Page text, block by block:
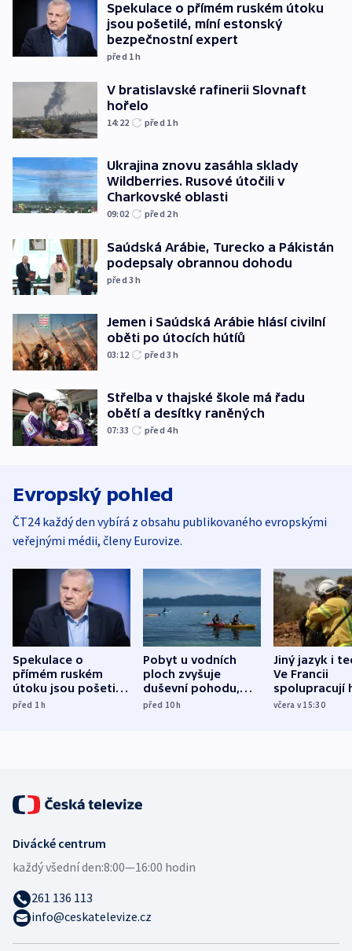
Spekulace o přímém ruském útoku
jsou pošetilé, míní estonský
bezpečnostní expert
před 1h
V bratislavské rafinerii Slovnaft
hořelo
14:22 před 1h
Ukrajina znovu zasáhla sklady
Wildberries. Rusové útočili v
Charkovské oblasti
09:02 před 2h
Saúdská Arábie, Turecko a Pákistán
podepsaly obrannou dohodu
před 3h
Jemen i Saúdská Arábie hlásí civilní
oběti po útocích hútíů
03:12 před 3h
Střelba v thajské škole má řadu
obětí a desítky raněných
07:33 před 4h
Evropský pohled
ČT24 každý den vybírá z obsahu publikovaného evropskými
veřejnými médii, členy Eurovize.
Spekulace o
přímém ruském
útoku jsou pošetilé,
míní estonský
před 1h
Pobyt u vodních
ploch zvyšuje
duševní pohodu,
ukázala
před 10h
Jiný jazyk i
Ve Francii
spolupracují
různých zemí
včera v 15:30
Divácké centrum
každý všední den:8:00—16:00 hodin
261 136 113
info@ceskatelevize.cz